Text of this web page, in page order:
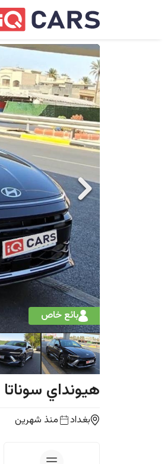
بائع خاص
هيونداي سوناتا
بغداد منذ شهرين